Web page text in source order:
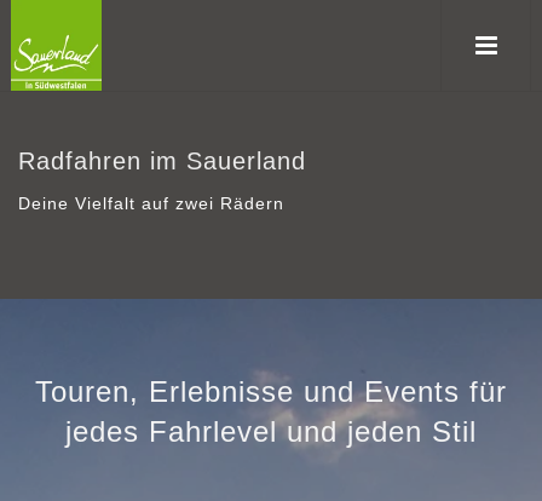
Radfahren im Sauerland
Deine Vielfalt auf zwei Rädern
Touren, Erlebnisse und Events für
jedes Fahrlevel und jeden Stil